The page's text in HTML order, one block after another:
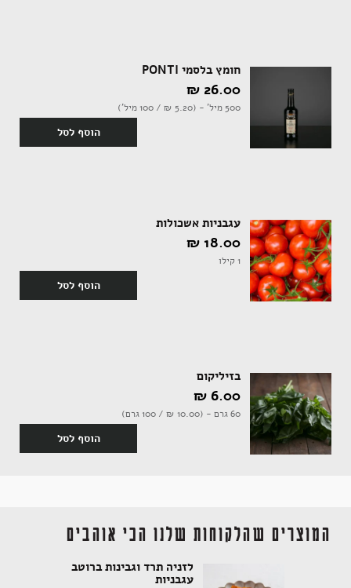
חומץ בלסמי PONTI
26.00 ‏₪
500 מיל' - (5.20 ‏₪ / 100 מיל')
הוסף לסל
עגבניות אשכולות
18.00 ‏₪
1 קילו
הוסף לסל
בזיליקום
6.00 ‏₪
60 גרם - (10.00 ‏₪ / 100 גרם)
הוסף לסל
המוצרים שהלקוחות שלנו הכי אוהבים
לזניה תרד וגבינות ברוטב
עגבניות
אקססוריז
ספרים ומוצרי נייר